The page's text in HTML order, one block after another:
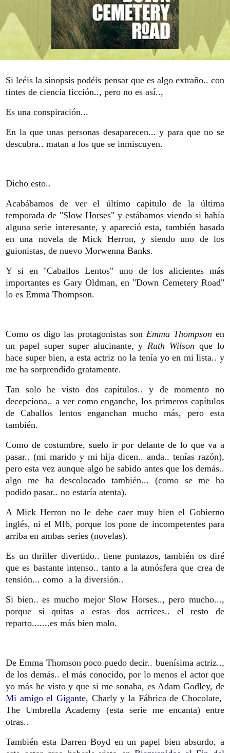
Si leéis la sinopsis podéis pensar que es algo extraño.. con
tintes de ciencia ficción.., pero no es así..,
Es una conspiración...
En la que unas personas desaparecen... y para que no se
descubra.. matan a los que se inmiscuyen.
Dicho esto..
Acabábamos de ver el último capitulo de la última
temporada de "Slow Horses" y estábamos viendo si había
alguna serie interesante, y apareció esta, también basada
en una novela de Mick Herron, y siendo uno de los
guionistas, de nuevo Morwenna Banks.
Y si en "Caballos Lentos" uno de los alicientes más
importantes es Gary Oldman, en "Down Cemetery Road"
lo es Emma Thompson.
Como os digo las protagonistas sonEmma Thompson en
un papel super super alucinante, y Ruth Wilson que lo
hace super bien, a esta actriz no la tenía yo en mi lista.. y
me ha sorprendido gratamente.
Tan solo he visto dos capítulos.. y de momento no
decepciona.. a ver como enganche, los primeros capítulos
de Caballos lentos enganchan mucho más, pero esta
también.
Como de costumbre, suelo ir por delante de lo que va a
pasar.. (mi marido y mi hija dicen.. anda.. tenías razón),
pero esta vez aunque algo he sabido antes que los demás..
algo me ha descolocado también... (como se me ha
podido pasar.. no estaría atenta).
A Mick Herron no le debe caer muy bien el Gobierno
inglés, ni el MI6, porque los pone de incompetentes para
arriba en ambas series (novelas).
Es un thriller divertido.. tiene puntazos, también os diré
que es bastante intenso.. tanto a la atmósfera que crea de
tensión... como a la diversión..
Si bien.. es mucho mejor Slow Horses.., pero mucho...,
porque si quitas a estas dos actrices.. el resto de
reparto.......es más bien malo.
De Emma Thomson poco puedo decir.. buenísima actriz..,
de los demás.. el más conocido, por lo menos el actor que
yo más he visto y que si me sonaba, esAdam Godley, de
Mi amigo el Gigante, Charly y la Fábrica de Chocolate,
The Umbrella Academy (esta serie me encanta) entre
otras..
También esta Darren Boyd en un papel bien absurdo, a